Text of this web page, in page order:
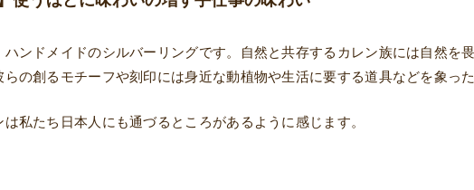
ンドメイドのシルバーリングです。自然と共存するカレン族には自然を
の創るモチーフや刻印には身近な動植物や生活に要する道具などを象っ
私たち日本人にも通づるところがあるように感じます。